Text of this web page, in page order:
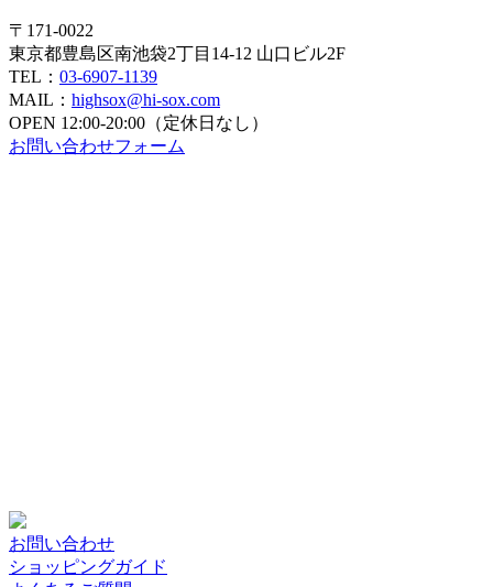
〒171-0022
東京都豊島区南池袋2丁目14-12 山口ビル2F
TEL： 03-6907-1139
MAIL： highsox@hi-sox.com
OPEN 12:00-20:00（定休日なし）
お問い合わせフォーム
お問い合わせ
ショッピングガイド